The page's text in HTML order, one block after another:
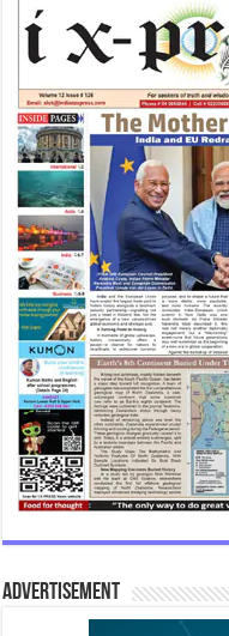
Advertisement